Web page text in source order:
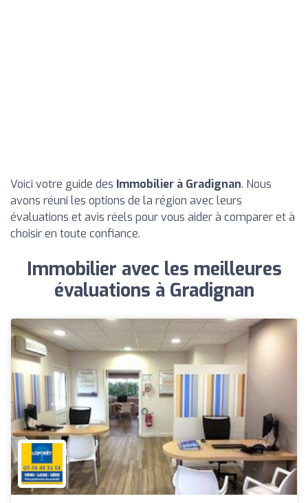
Voici votre guide des Immobilier à Gradignan. Nous
avons réuni les options de la région avec leurs
évaluations et avis réels pour vous aider à comparer et à
choisir en toute confiance.
Immobilier avec les meilleures
évaluations à Gradignan